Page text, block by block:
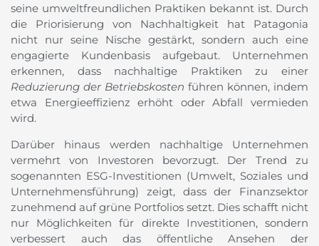
seine umweltfreundlichen Praktiken bekannt ist. Durch
die Priorisierung von Nachhaltigkeit hat Patagonia
nicht nur seine Nische gestärkt, sondern auch eine
engagierte Kundenbasis aufgebaut. Unternehmen
erkennen, dass nachhaltige Praktiken zu einer
Reduzierung der Betriebskosten führen können, indem
etwa Energieeffizienz erhöht oder Abfall vermieden
wird.
Darüber hinaus werden nachhaltige Unternehmen
vermehrt von Investoren bevorzugt. Der Trend zu
sogenannten ESG-Investitionen (Umwelt, Soziales und
Unternehmensführung) zeigt, dass der Finanzsektor
zunehmend auf grüne Portfolios setzt. Dies schafft nicht
nur Möglichkeiten für direkte Investitionen, sondern
verbessert auch das öffentliche Ansehen der